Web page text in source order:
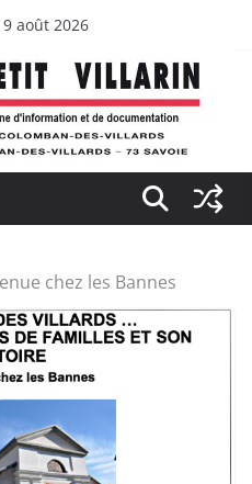
août 2026
chez les Bannes